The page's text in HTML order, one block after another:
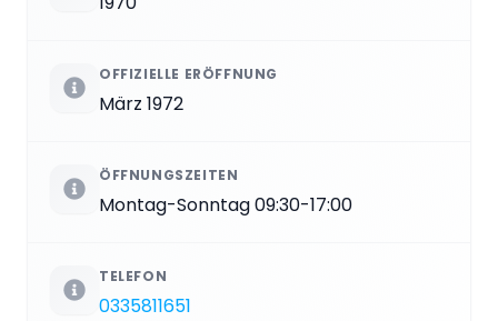
OFFIZIELLE ERÖFFNUNG
März 1972
ÖFFNUNGSZEITEN
Montag-Sonntag 09:30-17:00
TELEFON
0335811651